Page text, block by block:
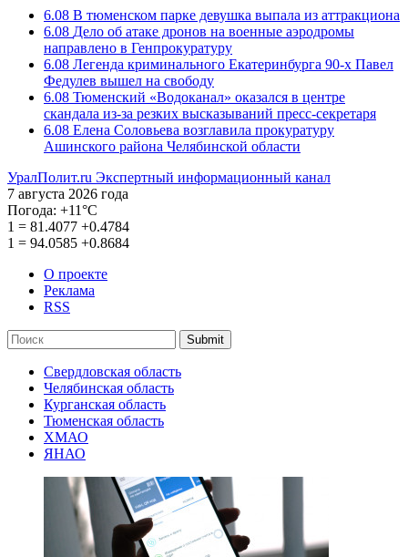
6.08 В тюменском парке девушка выпала из аттракциона
6.08 Дело об атаке дронов на военные аэродромы
направлено в Генпрокуратуру
6.08 Легенда криминального Екатеринбурга 90-х Павел
Федулев вышел на свободу
6.08 Тюменский «Водоканал» оказался в центре
скандала из-за резких высказываний пресс-секретаря
6.08 Елена Соловьева возглавила прокуратуру
Ашинского района Челябинской области
УралПолит.ru Экспертный информационный канал
7 августа 2026 года
Погода: +11°С
1 = 81.4077 +0.4784
1 = 94.0585 +0.8684
О проекте
Реклама
RSS
Submit
Свердловская область
Челябинская область
Курганская область
Тюменская область
ХМАО
ЯНАО